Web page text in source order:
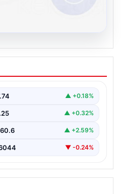
İle Çevrim içi
Ve Muhabbet
güvenli bir şekilde iletişim
▲ +0.18%
▲ +0.32%
▲ +2.59%
▼ -0.24%